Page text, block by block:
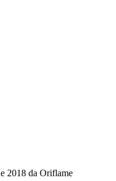
2018 da Oriflame